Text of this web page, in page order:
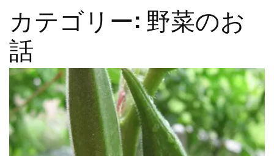
カテゴリー: 野菜のお
話